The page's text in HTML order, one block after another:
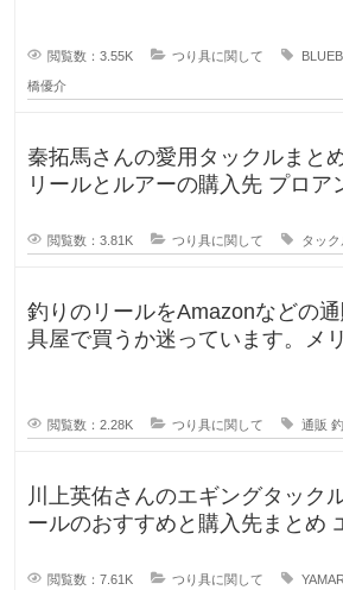
閲覧数：3.55K つり具に関して
橋優介
秦拓馬さんの愛用タックルまと
リールとルアーの購入先 プロアングラーとして、
閲覧数：3.81K つり具に関して タッ
釣りのリールをAmazonなどの
具屋で買うか迷っています。メ
閲覧数：2.28K つり具に関して 通販
川上英佑さんのエギングタック
ールのおすすめと購入先まとめ エギングを始めよ
閲覧数：7.61K つり具に関して